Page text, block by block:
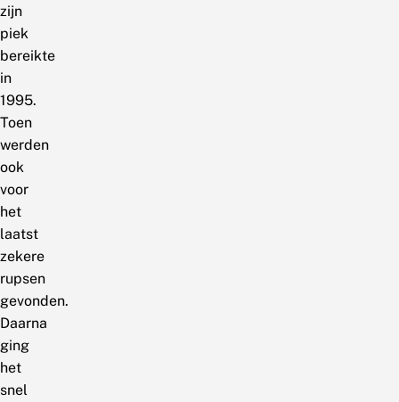
zijn
piek
bereikte
in
1995.
Toen
werden
ook
voor
het
laatst
zekere
rupsen
gevonden.
Daarna
ging
het
snel